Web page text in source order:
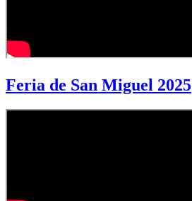
Feria de San Miguel 2025